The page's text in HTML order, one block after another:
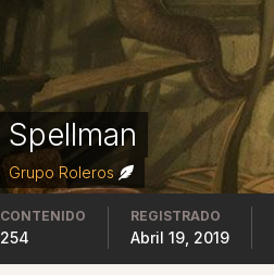
Spellman
Grupo Roleros
CONTENIDO
254
REGISTRADO
Abril 19, 2019